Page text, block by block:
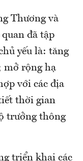
Thương và
đã tập
yếu là: tăng
mở rộng hạ
với các địa
thời gian
trưởng thông
triển khai các